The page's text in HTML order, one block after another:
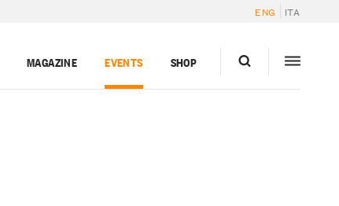
ENG ITA
MAGAZINE EVENTS SHOP